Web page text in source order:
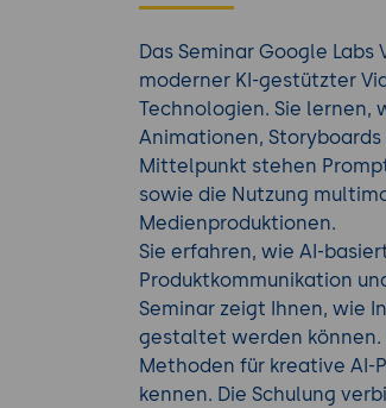
Das Seminar Google
moderner KI-gestützter
Technologien. Sie lernen,
Animationen,
Mittelpunkt stehen
sowie die Nutzung
Medienproduktionen.
Sie erfahren, wie AI-
Produktkommunikation
Seminar zeigt Ihnen, wie
gestaltet werden können.
Methoden für kreative AI-
kennen. Die Schulung